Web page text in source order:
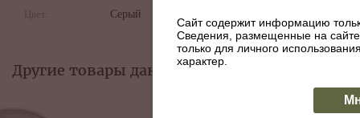
Цвет:
Серый
Другие товары данной категории:
Сайт содержит информацию
Сведения, размещенные на
только для личного
характер.